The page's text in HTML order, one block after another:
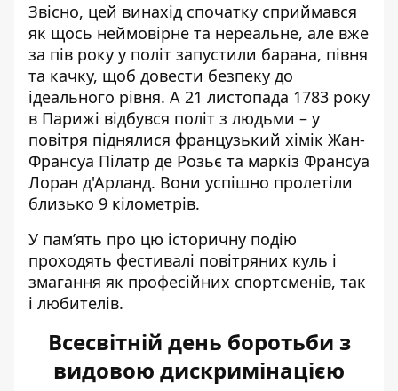
Звісно, цей винахід спочатку сприймався
як щось неймовірне та нереальне, але вже
за пів року у політ запустили барана, півня
та качку, щоб довести безпеку до
ідеального рівня. А 21 листопада 1783 року
в Парижі відбувся політ з людьми – у
повітря піднялися французький хімік Жан-
Франсуа Пілатр де Розьє та маркіз Франсуа
Лоран д'Арланд. Вони успішно пролетіли
близько 9 кілометрів.
У пам’ять про цю історичну подію
проходять фестивалі повітряних куль і
змагання як професійних спортсменів, так
і любителів.
Всесвітній день боротьби з
видовою дискримінацією